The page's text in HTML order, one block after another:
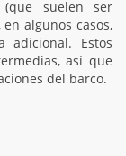
suelen ser
algunos casos,
adicional. Estos
así que
del barco.